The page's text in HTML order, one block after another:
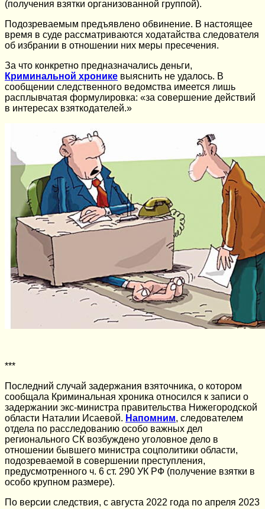
(получения взятки организованной группой).
Подозреваемым предъявлено обвинение. В настоящее
время в суде рассматриваются ходатайства следователя
об избрании в отношении них меры пресечения.
За что конкретно предназначались деньги,
Криминальной хронике выяснить не удалось. В
сообщении следственного ведомства имеется лишь
расплывчатая формулировка: «за совершение действий
в интересах взяткодателей.»
***
Последний случай задержания взяточника, о котором
сообщала Криминальная хроника относился к записи о
задержании экс-министра правительства Нижегородской
области Наталии Исаевой. Напомним, следователем
отдела по расследованию особо важных дел
регионального СК возбуждено уголовное дело в
отношении бывшего министра соцполитики области,
подозреваемой в совершении преступления,
предусмотренного ч. 6 ст. 290 УК РФ (получение взятки в
особо крупном размере).
По версии следствия, с августа 2022 года по апреля 2023